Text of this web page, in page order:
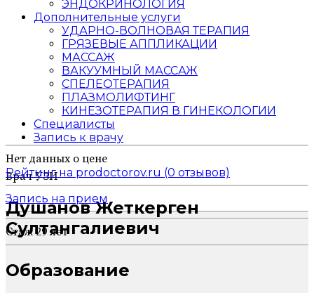
ЭНДОКРИНОЛОГИЯ
Дополнительные услуги
УДАРНО-ВОЛНОВАЯ ТЕРАПИЯ
ГРЯЗЕВЫЕ АППЛИКАЦИИ
МАССАЖ
ВАКУУМНЫЙ МАССАЖ
СПЕЛЕОТЕРАПИЯ
ПЛАЗМОЛИФТИНГ
КИНЕЗОТЕРАПИЯ В ГИНЕКОЛОГИИ
Специалисты
Запись к врачу
Врач УЗИ
Душанов Жеткерген
Султангалиевич
Нет данных о цене
Рейтинг на prodoctorov.ru (0 отзывов)
Запись на прием
Стаж 29 лет
Образование